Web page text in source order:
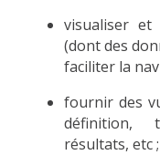
UMR NETWORKS
REGULAR SEMINARS
TRAINING
MASTER
ENGINEERING
visualiser et
(dont des
faciliter la
fournir des
définition,
résultats, etc ;